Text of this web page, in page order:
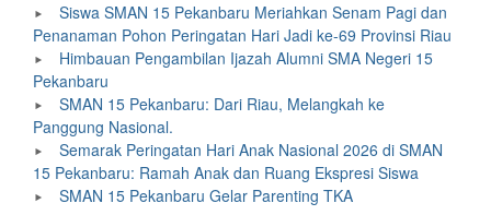
Siswa SMAN 15 Pekanbaru Meriahkan Senam Pagi dan
Penanaman Pohon Peringatan Hari Jadi ke-69 Provinsi Riau
Himbauan Pengambilan Ijazah Alumni SMA Negeri 15
Pekanbaru
SMAN 15 Pekanbaru: Dari Riau, Melangkah ke
Panggung Nasional.
Semarak Peringatan Hari Anak Nasional 2026 di SMAN
15 Pekanbaru: Ramah Anak dan Ruang Ekspresi Siswa
SMAN 15 Pekanbaru Gelar Parenting TKA